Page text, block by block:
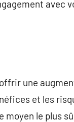
avec
une
et les
moyen le plus